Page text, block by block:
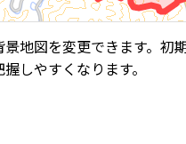
地図を変更できます。
しやすくなります。